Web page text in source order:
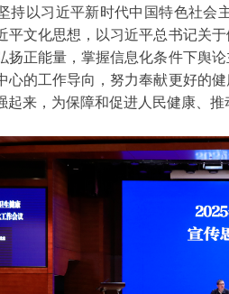
持以习近平新时代中国特色社
平文化思想，以习近平总书记关
扬正能量，掌握信息化条件下舆
心的工作导向，努力奉献更好的
起来，为保障和促进人民健康、推